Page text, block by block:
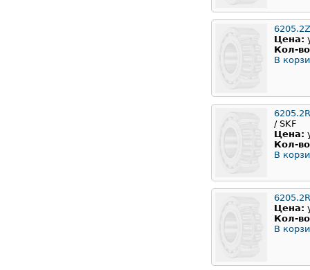
6205.2Z
Цена:
Кол-
В
/ SKF
Цена:
Кол-
В
Цена:
Кол-
В